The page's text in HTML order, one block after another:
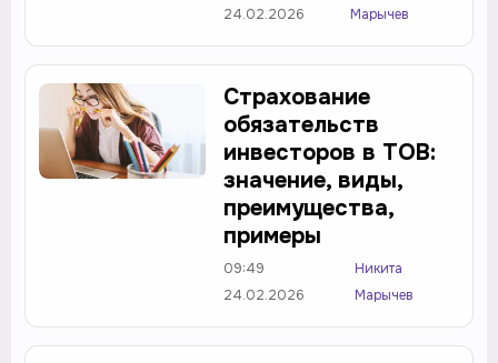
24.02.2026
Марычев
Страхование
обязательств
инвесторов в ТОВ:
значение, виды,
преимущества,
примеры
09:49
24.02.2026
Никита
Марычев